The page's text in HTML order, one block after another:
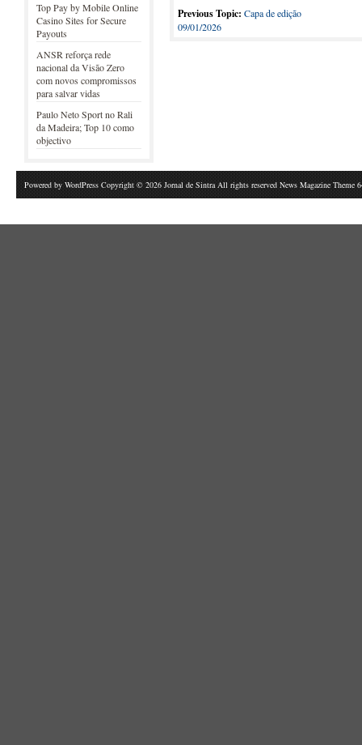
Top Pay by Mobile Online
Casino Sites for Secure
Payouts
ANSR reforça rede
nacional da Visão Zero
com novos compromissos
para salvar vidas
Paulo Neto Sport no Rali
da Madeira; Top 10 como
objectivo
Previous Topic: Capa de edição
09/01/2026
Powered by WordPress Copyright © 2026 Jornal de Sintra All rights reserved News Magazine Theme